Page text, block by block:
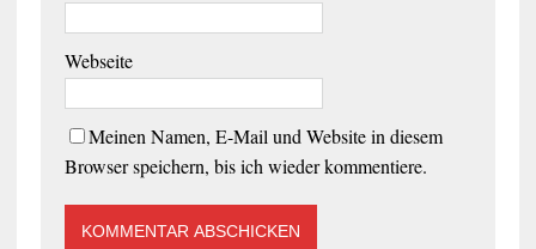
Webseite
Meinen Namen, E-Mail und Website in diesem
Browser speichern, bis ich wieder kommentiere.